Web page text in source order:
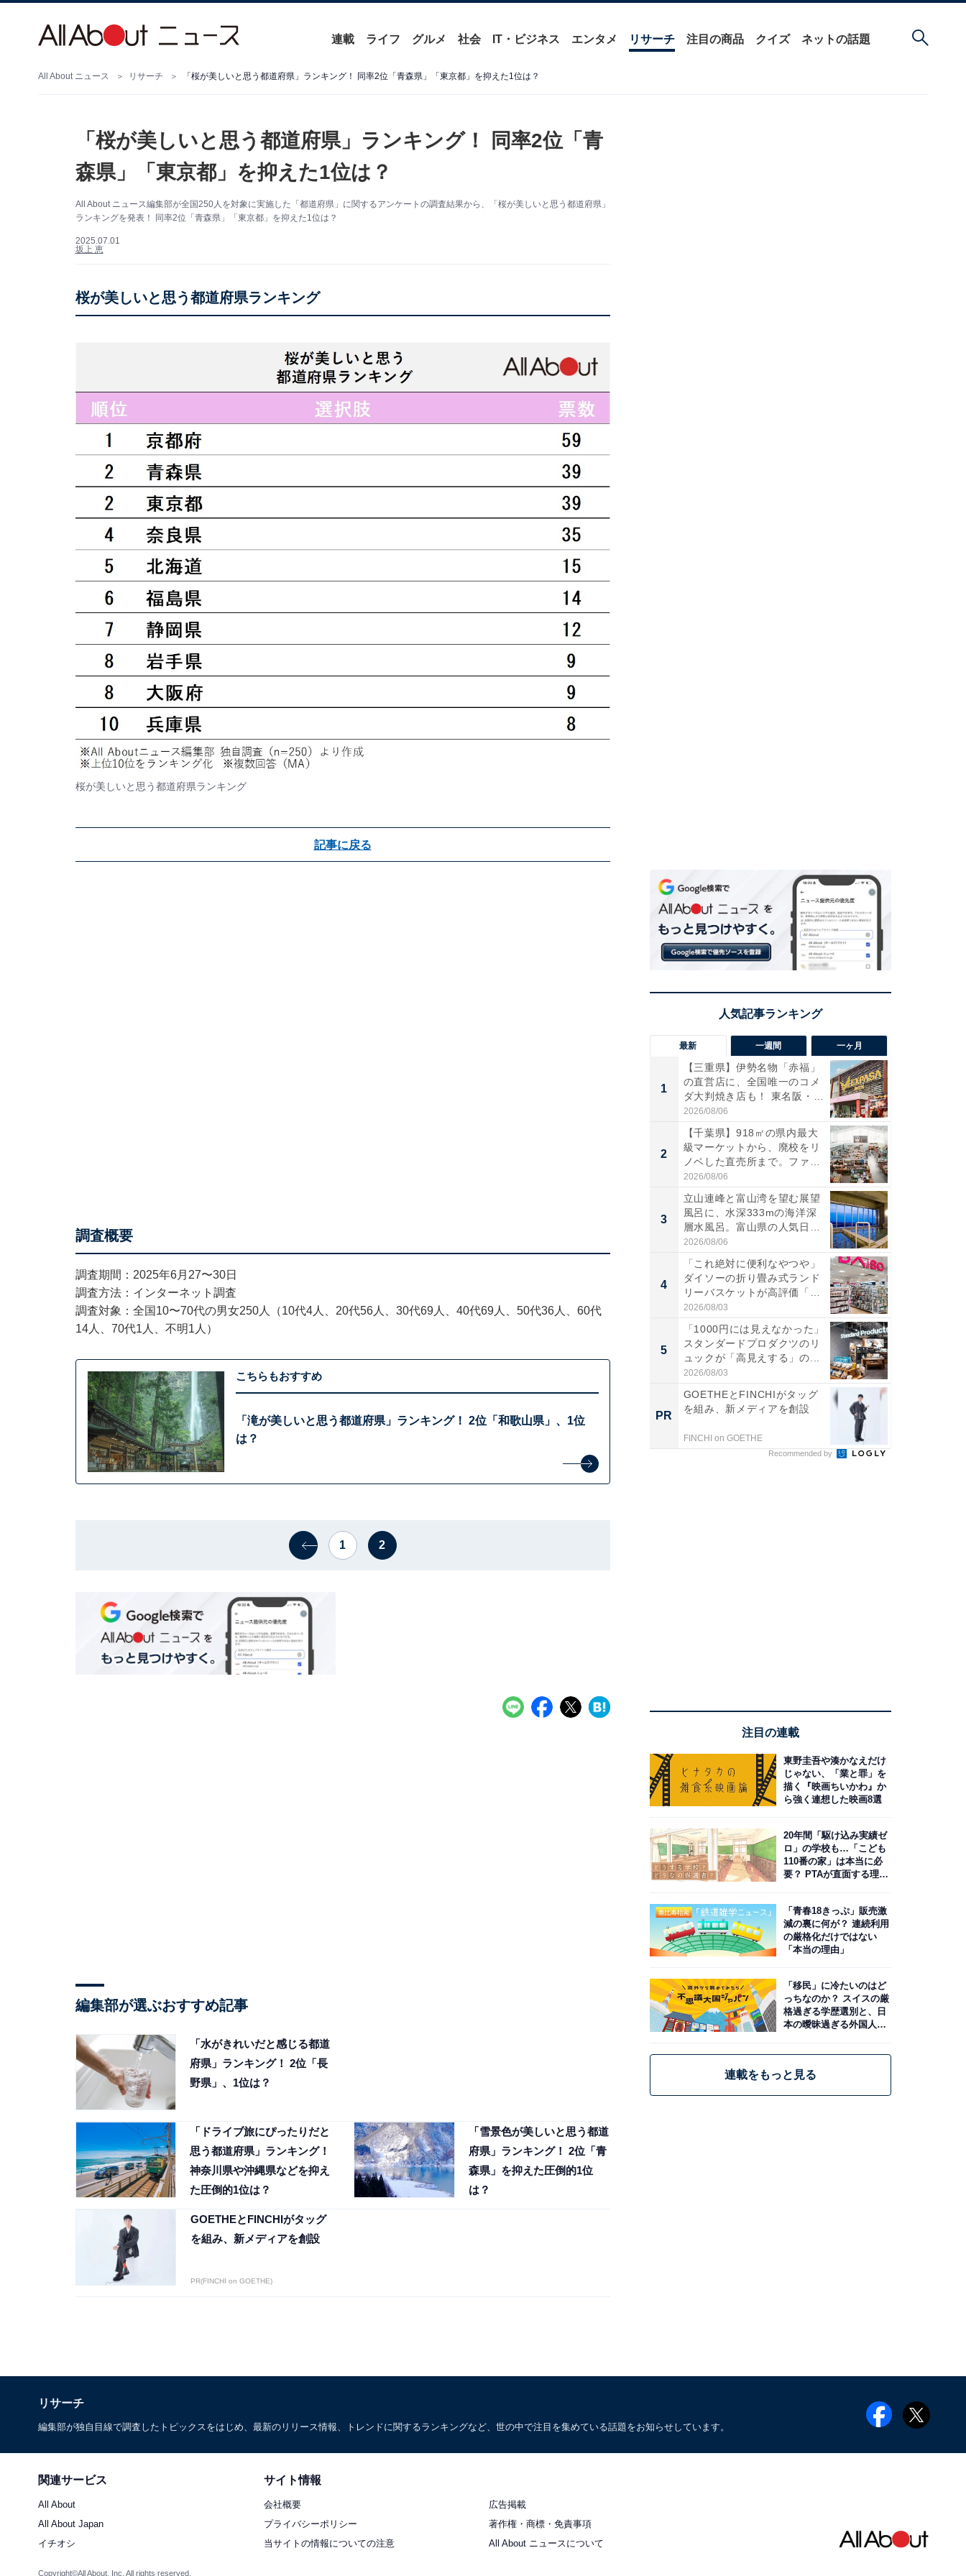
連載 ライフ グルメ 社会 IT・ビジネス エンタメ リサーチ 注目の商品 クイズ ネットの話題
All About ニュース リサーチ 「桜が美しいと思う都道府県」ランキング！ 同率2位「青森県」「東京都」を抑えた1位は？
「桜が美しいと思う都道府県」ランキング！ 同率2位「青
森県」「東京都」を抑えた1位は？
All About ニュース編集部が全国250人を対象に実施した「都道府県」に関するアンケートの調査結果から、「桜が美しいと思う都道府県」
ランキングを発表！ 同率2位「青森県」「東京都」を抑えた1位は？
2025.07.01
坂上 恵
桜が美しいと思う都道府県ランキング
桜が美しいと思う都道府県ランキング
記事に戻る
調査概要
調査期間：2025年6月27〜30日
調査方法：インターネット調査
調査対象：全国10〜70代の男女250人（10代4人、20代56人、30代69人、40代69人、50代36人、60代
14人、70代1人、不明1人）
こちらもおすすめ
「滝が美しいと思う都道府県」ランキング！ 2位「和歌山県」、1位
は？
1 2
編集部が選ぶおすすめ記事
「水がきれいだと感じる都道
府県」ランキング！ 2位「長
野県」、1位は？
「ドライブ旅にぴったりだと
思う都道府県」ランキング！
神奈川県や沖縄県などを抑え
た圧倒的1位は？
「雪景色が美しいと思う都道
府県」ランキング！ 2位「青
森県」を抑えた圧倒的1位
は？
GOETHEとFINCHIがタッグ
を組み、新メディアを創設
PR(FINCHI on GOETHE)
最新 一週間 一ヶ月
1
【三重県】伊勢名物「赤福」
の直営店に、全国唯一のコメ
ダ大判焼き店も！ 東名阪・
伊...
2026/08/06
2
【千葉県】918㎡の県内最大
級マーケットから、廃校をリ
ノベした直売所まで。ファ
ー...
2026/08/06
3
立山連峰と富山湾を望む展望
風呂に、水深333mの海洋深
層水風呂。富山県の人気日
帰...
2026/08/06
4
「これ絶対に便利なやつや」
ダイソーの折り畳み式ランド
リーバスケットが高評価「使
わ...
2026/08/03
5
「1000円には見えなかった」
スタンダードプロダクツのリ
ュックが「高見えする」の...
2026/08/03
PR
GOETHEとFINCHIがタッグ
を組み、新メディアを創設
FINCHI on GOETHE
Recommended by
注目の連載
東野圭吾や湊かなえだけ
じゃない、「業と罪」を
描く『映画ちいかわ』か
ら強く連想した映画8選
20年間「駆け込み実績ゼ
ロ」の学校も…「こども
110番の家」は本当に必
要？ PTAが直面する理想
「青春18きっぷ」販売激
減の裏に何が？ 連続利用
の厳格化だけではない
「本当の理由」
「移民」に冷たいのはど
っちなのか？ スイスの厳
格過ぎる学歴選別と、日
本の曖昧過ぎる外国人政
連載をもっと見る
リサーチ
編集部が独自目線で調査したトピックスをはじめ、最新のリリース情報、トレンドに関するランキングなど、世の中で注目を集めている話題をお知らせしています。
関連サービス
All About
All About Japan
イチオシ
サイト情報
会社概要
広告掲載
プライバシーポリシー
著作権・商標・免責事項
当サイトの情報についての注意
All About ニュースについて
Copyright©All About, Inc. All rights reserved.